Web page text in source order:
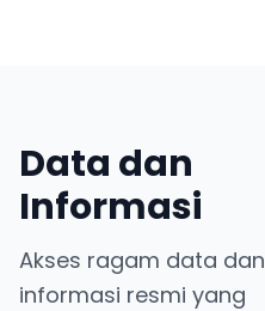
Data dan
Informasi
Akses ragam data dan
informasi resmi yang